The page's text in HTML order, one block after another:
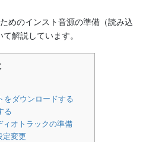
めのインスト音源の準備（読み込
て解説しています。
をダウンロードする
る
ィオトラックの準備
定変更